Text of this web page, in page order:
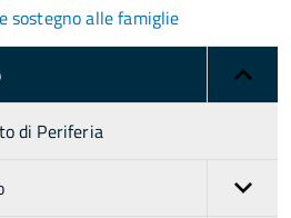
sostegno alle famiglie
di Periferia